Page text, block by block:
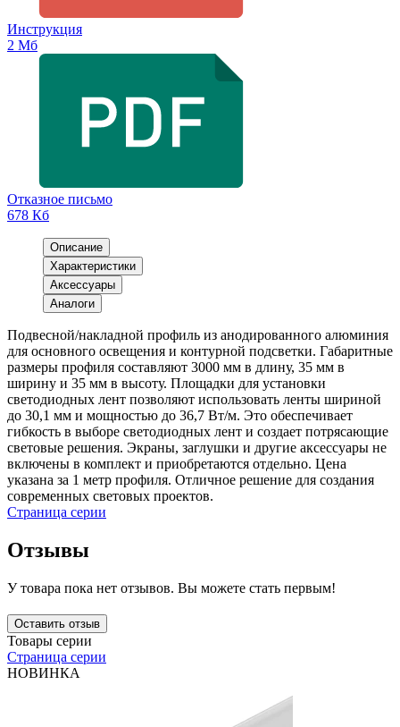
Инструкция
2 Мб
Отказное письмо
678 Кб
Описание
Характеристики
Аксессуары
Аналоги
Подвесной/накладной профиль из анодированного алюминия
для основного освещения и контурной подсветки. Габаритные
размеры профиля составляют 3000 мм в длину, 35 мм в
ширину и 35 мм в высоту. Площадки для установки
светодиодных лент позволяют использовать ленты шириной
до 30,1 мм и мощностью до 36,7 Вт/м. Это обеспечивает
гибкость в выборе светодиодных лент и создает потрясающие
световые решения. Экраны, заглушки и другие аксессуары не
включены в комплект и приобретаются отдельно. Цена
указана за 1 метр профиля. Отличное решение для создания
современных световых проектов.
Страница серии
Отзывы
У товара пока нет отзывов. Вы можете стать первым!
Оставить отзыв
Товары серии
Страница серии
НОВИНКА